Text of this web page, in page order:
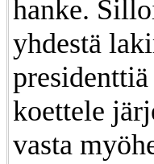
hanke.
yhdestä
koettele
vasta